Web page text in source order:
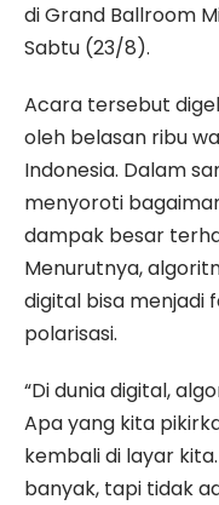
di Grand Ballroom
Sabtu (23/8).
Acara tersebut
oleh belasan ribu
Indonesia. Dalam
menyoroti
dampak besar
Menurutnya,
digital bisa menjadi
polarisasi.
“Di dunia digital,
Apa yang kita
kembali di layar
banyak, tapi tidak